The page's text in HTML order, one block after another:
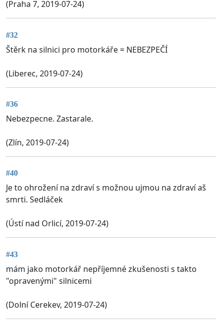
(Praha 7, 2019-07-24)
#32
Štěrk na silnici pro motorkáře = NEBEZPEČÍ
(Liberec, 2019-07-24)
#36
Nebezpecne. Zastarale.
(Zlín, 2019-07-24)
#40
Je to ohrožení na zdraví s možnou ujmou na zdraví aš
smrti. Sedláček
(Ústí nad Orlicí, 2019-07-24)
#43
mám jako motorkář nepříjemné zkušenosti s takto
"opravenými" silnicemi
(Dolní Cerekev, 2019-07-24)